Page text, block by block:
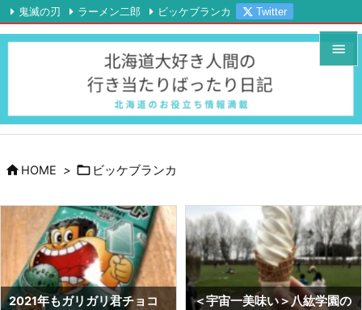



次へ

鬼滅の刃 ラーメン二郎 ビッケブランカ
Twitter
Instagram
YouTube RSS Feedly
 HOME >  ビッケブランカ
＜宇宙一美味い＞八紘学園の
ラーメン二郎札幌店がツイッ